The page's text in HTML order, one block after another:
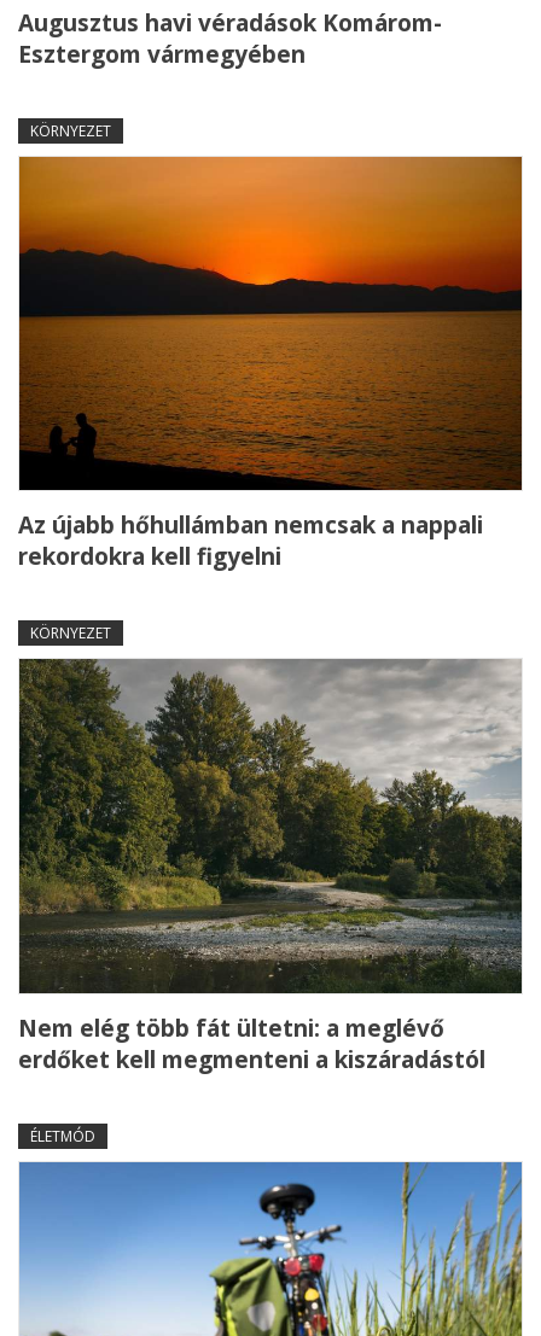
Augusztus havi véradások Komárom-
Esztergom vármegyében
KÖRNYEZET
Az újabb hőhullámban nemcsak a nappali
rekordokra kell figyelni
KÖRNYEZET
Nem elég több fát ültetni: a meglévő
erdőket kell megmenteni a kiszáradástól
ÉLETMÓD